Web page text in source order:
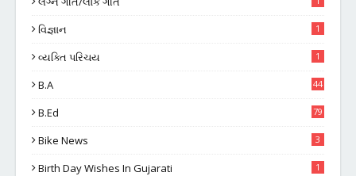
વિજ્ઞાન 1
વ્યક્તિ પરિચય 1
B.A 44
B.Ed 79
Bike News 3
Birth Day Wishes In Gujarati 1